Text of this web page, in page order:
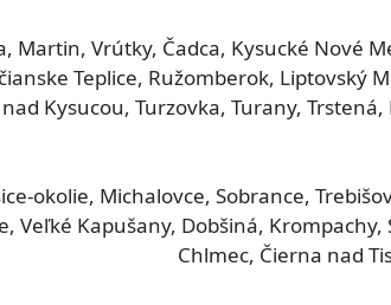
Martin, Vrútky, Čadca, Kysucké Nové
Teplice, Ružomberok, Liptovský
nad Kysucou, Turzovka, Turany, Trstená,
okolie, Michalovce, Sobrance,
Veľké Kapušany, Dobšiná, Krompachy,
Chlmec, Čierna nad